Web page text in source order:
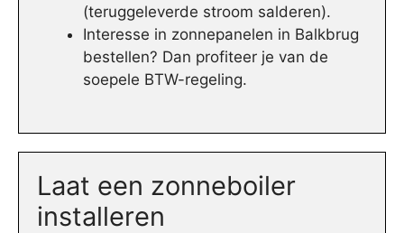
(teruggeleverde stroom salderen).
Interesse in zonnepanelen in Balkbrug
bestellen? Dan profiteer je van de
soepele BTW-regeling.
Laat een zonneboiler
installeren